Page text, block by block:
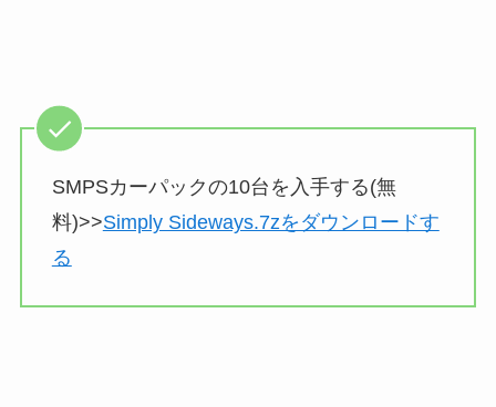
SMPSカーパックの10台を入手する(無
料)>>Simply Sideways.7zをダウンロードす
る